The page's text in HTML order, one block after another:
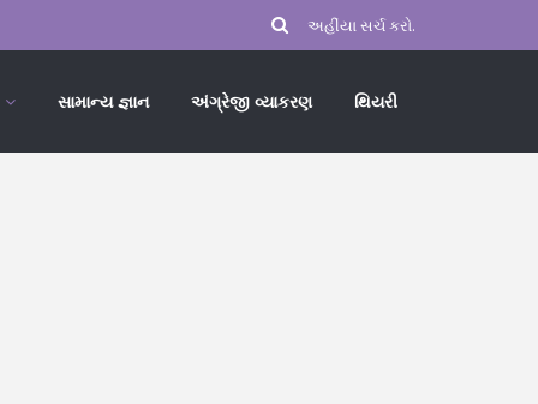
સામાન્ય જ્ઞાન અંગ્રેજી વ્યાકરણ થિયરી